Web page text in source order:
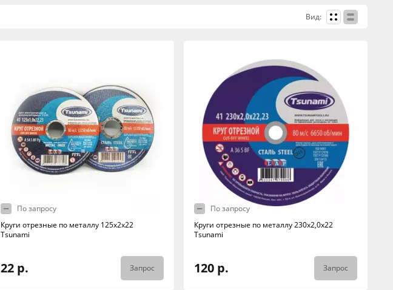
Вид:
По запросу
Круги отрезные по металлу 125х2х22
Tsunami
22 р. Запрос
По запросу
Круги отрезные по металлу 230х2,0х22
Tsunami
120 р. Запрос